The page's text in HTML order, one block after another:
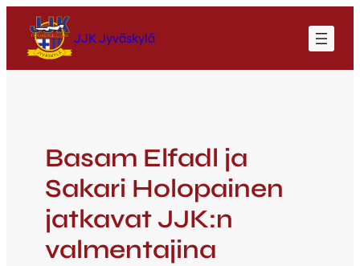
JJK Jyväskylä
Basam Elfadl ja
Sakari Holopainen
jatkavat JJK:n
valmentajina